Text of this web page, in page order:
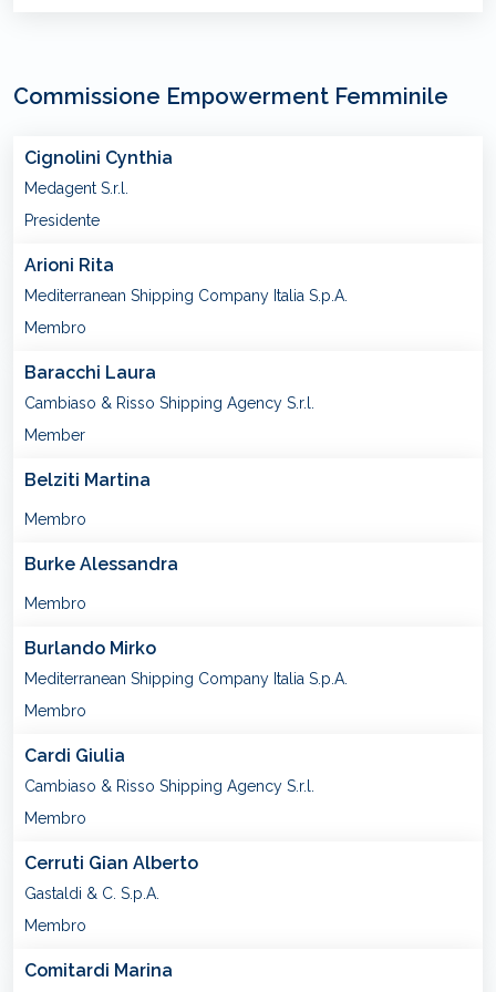
Commissione Empowerment Femminile
Cignolini Cynthia
Medagent S.r.l.
Presidente
Arioni Rita
Mediterranean Shipping Company Italia S.p.A.
Membro
Baracchi Laura
Cambiaso & Risso Shipping Agency S.r.l.
Member
Belziti Martina
Membro
Burke Alessandra
Membro
Burlando Mirko
Mediterranean Shipping Company Italia S.p.A.
Membro
Cardi Giulia
Cambiaso & Risso Shipping Agency S.r.l.
Membro
Cerruti Gian Alberto
Gastaldi & C. S.p.A.
Membro
Comitardi Marina